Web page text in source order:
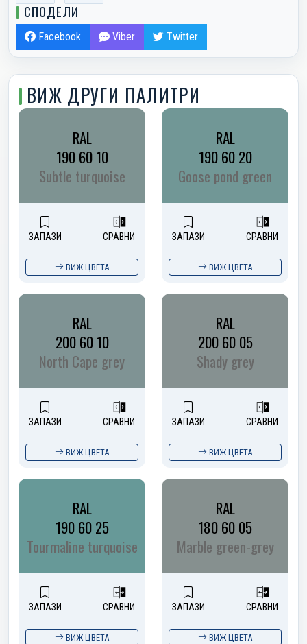
СПОДЕЛИ
Facebook Viber Twitter
ВИЖ ДРУГИ ПАЛИТРИ
RAL
190 60 10
Subtle turquoise
ЗАПАЗИ СРАВНИ
ВИЖ ЦВЕТА
RAL
190 60 20
Goose pond green
ЗАПАЗИ СРАВНИ
ВИЖ ЦВЕТА
RAL
200 60 10
North Cape grey
ЗАПАЗИ СРАВНИ
ВИЖ ЦВЕТА
RAL
200 60 05
Shady grey
ЗАПАЗИ СРАВНИ
ВИЖ ЦВЕТА
RAL
190 60 25
Tourmaline turquoise
ЗАПАЗИ СРАВНИ
ВИЖ ЦВЕТА
RAL
180 60 05
Marble green-grey
ЗАПАЗИ СРАВНИ
ВИЖ ЦВЕТА